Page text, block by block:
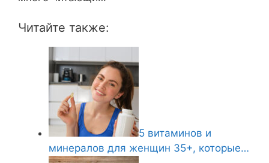
Читайте также:
5 витаминов и
минералов для женщин 35+, которые…